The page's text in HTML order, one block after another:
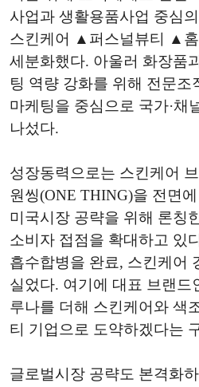
사업과 생활용품사업 중심
스킨케어 ▲퍼스널뷰티 ▲홈
세분화했다. 아울러 화장품
팅 역량 강화를 위해 전문조
마케팅을 중심으로 국가·채
나섰다.
성장동력으로는 스킨케어
원씽(ONE THING)을 전면
미국시장 공략을 위해 론칭
소비자 접점을 확대하고 있
흡수합병을 완료, 스킨케어
실었다. 여기에 대표 브랜드
루나를 더해 스킨케어와 색
티 기업으로 도약하겠다는
글로벌시장 공략도 본격화